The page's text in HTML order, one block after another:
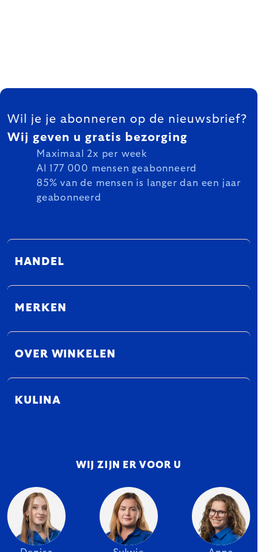
FOOTER
Wil je je abonneren op de nieuwsbrief?
Wij geven u gratis bezorging
Maximaal 2x per week
Al 177 000 mensen geabonneerd
85% van de mensen is langer dan een jaar
geabonneerd
HANDEL
MERKEN
OVER WINKELEN
KULINA
WIJ ZIJN ER VOOR U